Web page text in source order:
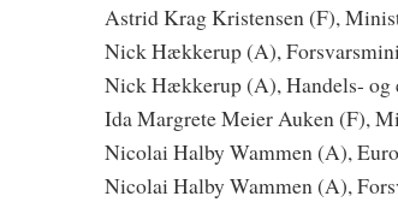
Astrid Krag Kristensen (F),
Nick Hækkerup (A),
Nick Hækkerup (A), Handels- og
Ida Margrete Meier Auken (F),
Nicolai Halby Wammen (A),
Nicolai Halby Wammen (A),